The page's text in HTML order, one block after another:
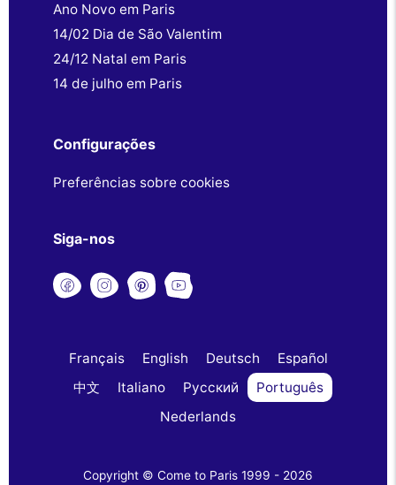
Ano Novo em Paris
14/02 Dia de São Valentim
24/12 Natal em Paris
14 de julho em Paris
Configurações
Preferências sobre cookies
Siga-nos
Français English Deutsch
Español
中文
Italiano Русский
Português
Nederlands
Copyright © Come to Paris 1999 - 2026